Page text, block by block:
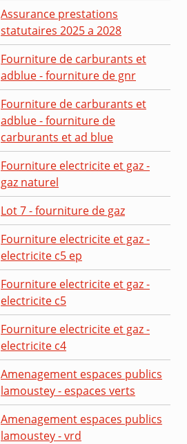
Assurance prestations
statutaires 2025 a 2028
Fourniture de carburants et
adblue - fourniture de gnr
Fourniture de carburants et
adblue - fourniture de
carburants et ad blue
Fourniture electricite et gaz -
gaz naturel
Lot 7 - fourniture de gaz
Fourniture electricite et gaz -
electricite c5 ep
Fourniture electricite et gaz -
electricite c5
Fourniture electricite et gaz -
electricite c4
Amenagement espaces publics
lamoustey - espaces verts
Amenagement espaces publics
lamoustey - vrd